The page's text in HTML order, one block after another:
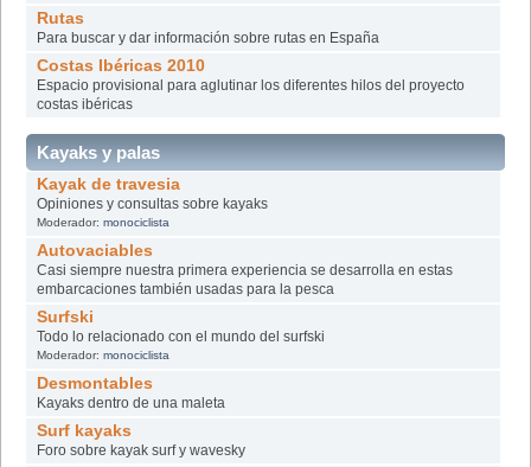
Rutas
Para buscar y dar información sobre rutas en España
Costas Ibéricas 2010
Espacio provisional para aglutinar los diferentes hilos del proyecto
costas ibéricas
Kayaks y palas
Kayak de travesia
Opiniones y consultas sobre kayaks
Moderador: monociclista
Autovaciables
Casi siempre nuestra primera experiencia se desarrolla en estas
embarcaciones también usadas para la pesca
Surfski
Todo lo relacionado con el mundo del surfski
Moderador: monociclista
Desmontables
Kayaks dentro de una maleta
Surf kayaks
Foro sobre kayak surf y wavesky